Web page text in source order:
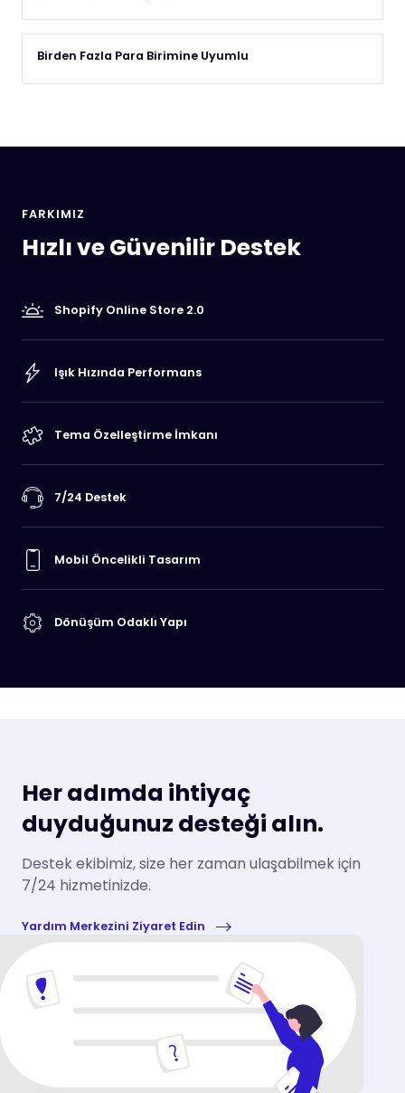
Birden Fazla Para Birimine Uyumlu
FARKIMIZ
Hızlı ve Güvenilir Destek
Shopify Online Store 2.0
Işık Hızında Performans
Tema Özelleştirme İmkanı
7/24 Destek
Mobil Öncelikli Tasarım
Dönüşüm Odaklı Yapı
Her adımda ihtiyaç
duyduğunuz desteği alın.
Destek ekibimiz, size her zaman ulaşabilmek için
7/24 hizmetinizde.
Yardım Merkezini Ziyaret Edin